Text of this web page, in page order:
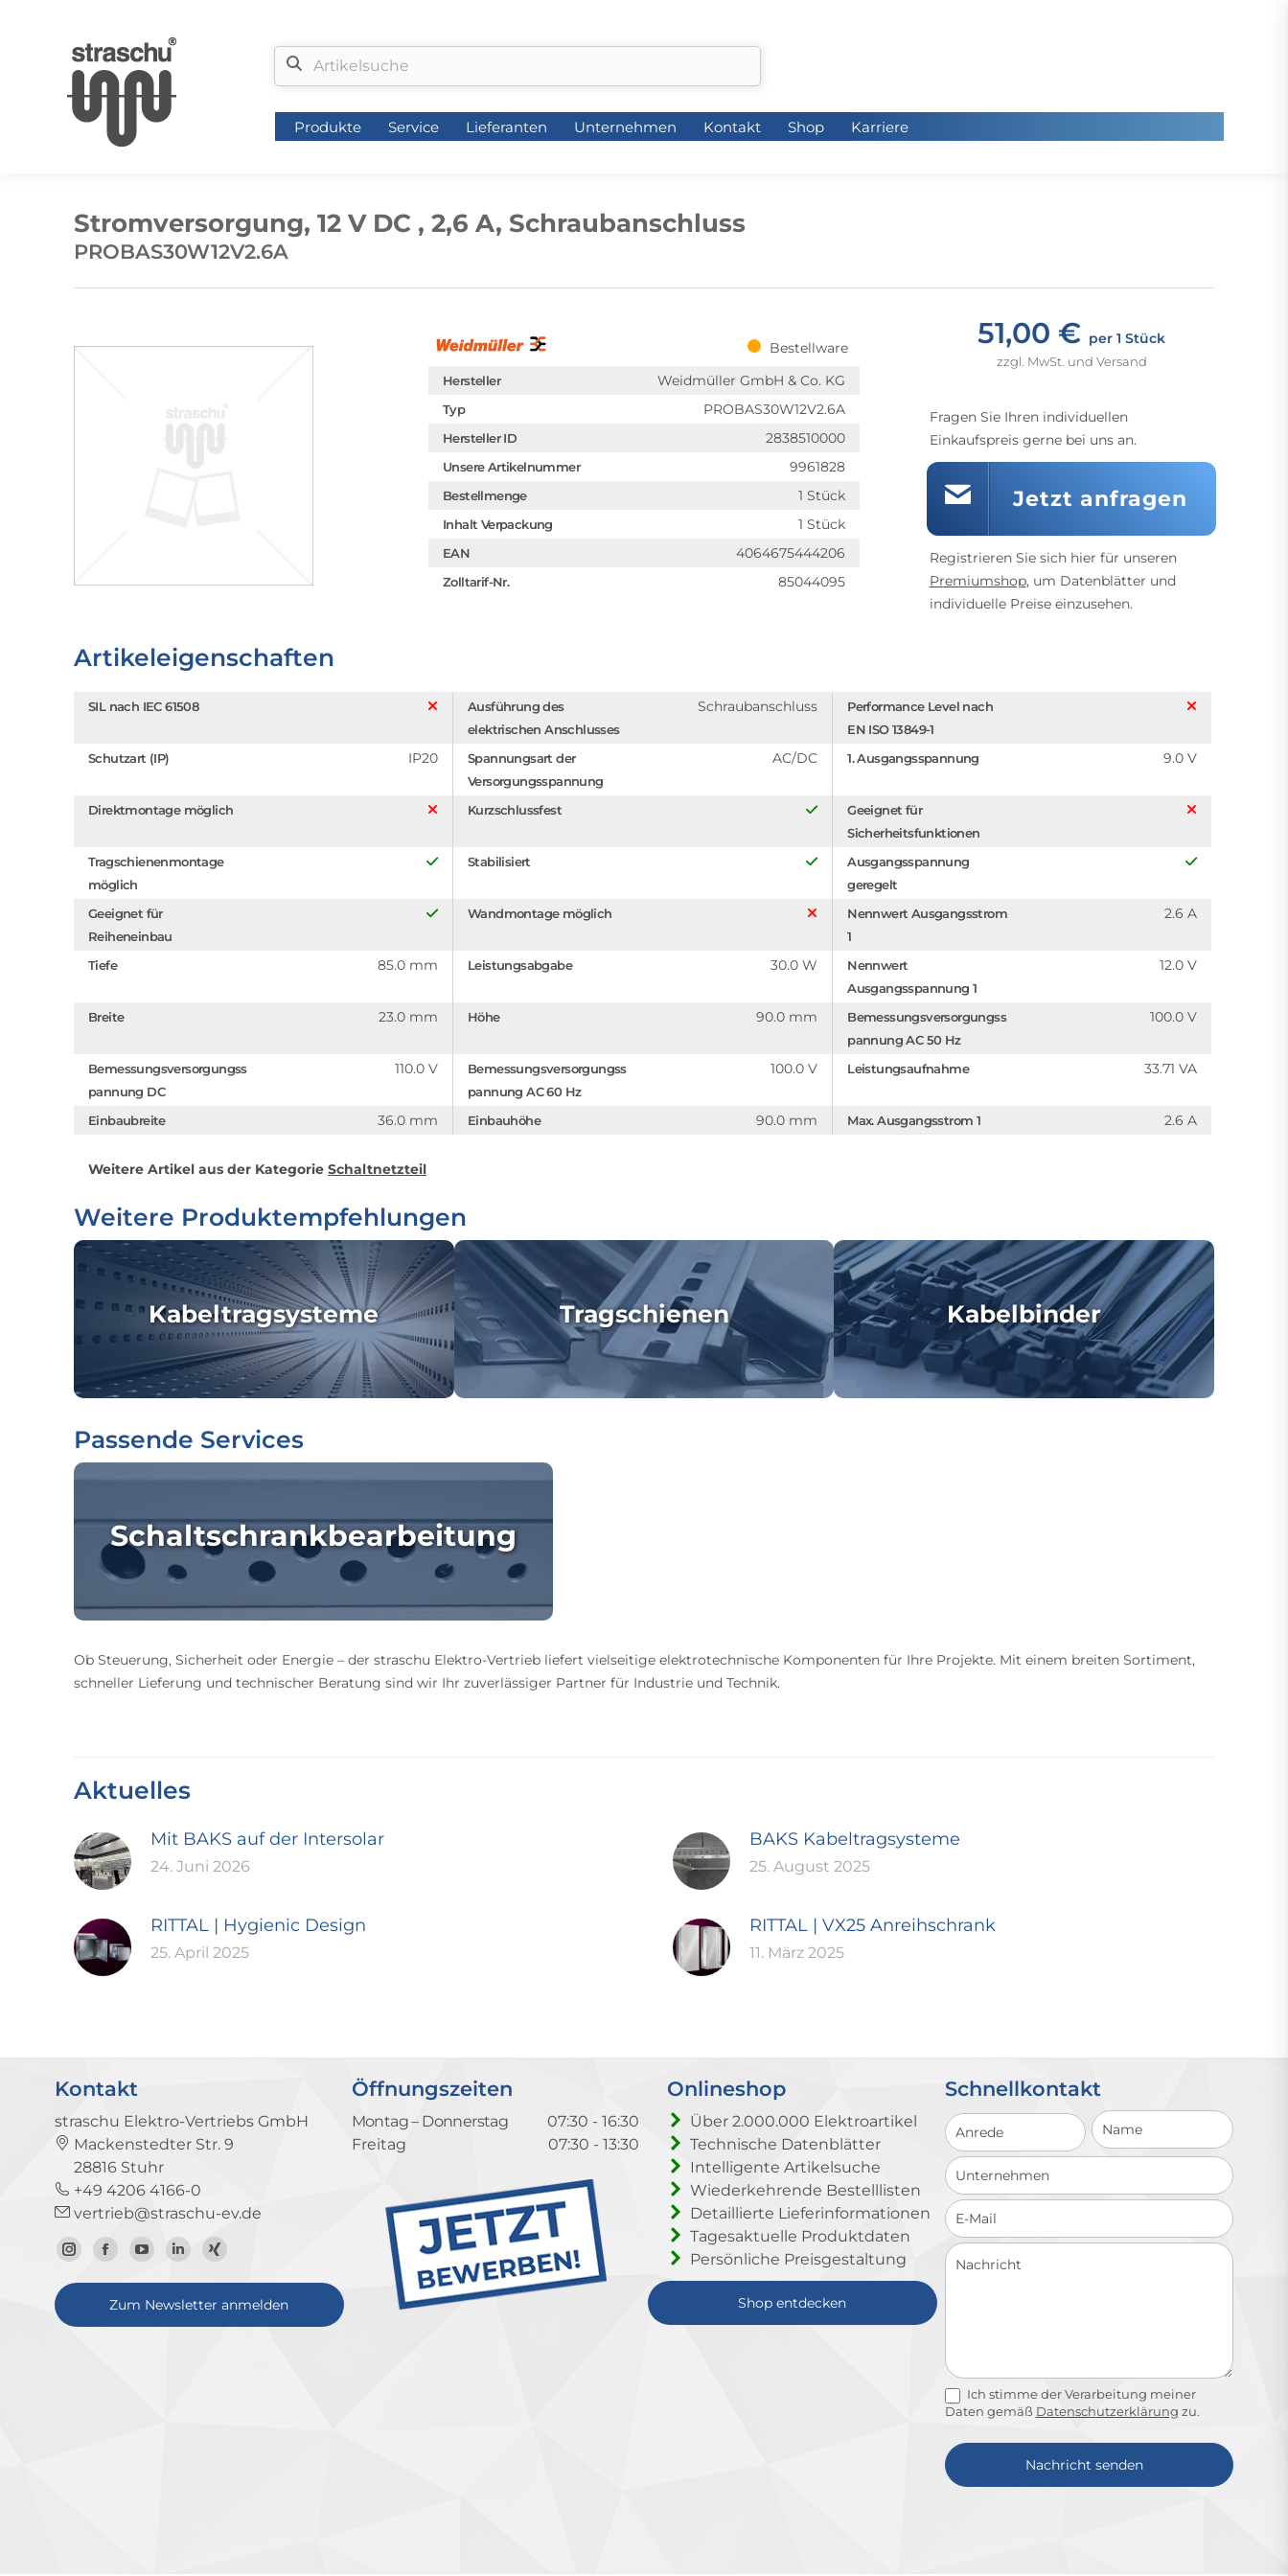
Produkte Service Lieferanten Unternehmen Kontakt Shop Karriere
Stromversorgung, 12 V DC , 2,6 A, Schraubanschluss
PROBAS30W12V2.6A
Bestellware
Hersteller Weidmüller GmbH & Co. KG
Typ PROBAS30W12V2.6A
Hersteller ID 2838510000
Unsere Artikelnummer 9961828
Bestellmenge 1 Stück
Inhalt Verpackung 1 Stück
EAN 4064675444206
Zolltarif-Nr. 85044095
51,00 € per 1 Stück
zzgl. MwSt. und Versand
Fragen Sie Ihren individuellen
Einkaufspreis gerne bei uns an.
Jetzt anfragen
Registrieren Sie sich hier für unseren
Premiumshop, um Datenblätter und
individuelle Preise einzusehen.
Artikeleigenschaften
SIL nach IEC 61508
Ausführung des
elektrischen Anschlusses
Schraubanschluss
Performance Level nach
EN ISO 13849-1
Schutzart (IP)
IP20
Spannungsart der
Versorgungsspannung
AC/DC 1. Ausgangsspannung 9.0 V
Direktmontage möglich Kurzschlussfest
Geeignet für
Sicherheitsfunktionen
Tragschienenmontage
möglich
Stabilisiert
Ausgangsspannung
geregelt
Geeignet für
Reiheneinbau
Wandmontage möglich
Nennwert Ausgangsstrom
1
2.6 A
Tiefe 85.0 mm Leistungsabgabe 30.0 W
Nennwert
Ausgangsspannung 1
12.0 V
Breite 23.0 mm Höhe 90.0 mm
Bemessungsversorgungss
pannung AC 50 Hz
100.0 V
Bemessungsversorgungss
pannung DC
110.0 V
Bemessungsversorgungss
pannung AC 60 Hz
100.0 V Leistungsaufnahme 33.71 VA
Einbaubreite 36.0 mm Einbauhöhe 90.0 mm Max. Ausgangsstrom 1 2.6 A
Weitere Artikel aus der Kategorie Schaltnetzteil
Weitere Produktempfehlungen
Kabeltragsysteme Tragschienen Kabelbinder
Passende Services
Schaltschrankbearbeitung
Ob Steuerung, Sicherheit oder Energie – der straschu Elektro-Vertrieb liefert vielseitige elektrotechnische Komponenten für Ihre Projekte. Mit einem breiten Sortiment,
schneller Lieferung und technischer Beratung sind wir Ihr zuverlässiger Partner für Industrie und Technik.
Aktuelles
Mit BAKS auf der Intersolar
24. Juni 2026
BAKS Kabeltragsysteme
25. August 2025
RITTAL | Hygienic Design
25. April 2025
RITTAL | VX25 Anreihschrank
11. März 2025
Kontakt
straschu Elektro-Vertriebs GmbH
Mackenstedter Str. 9
28816 Stuhr
+49 4206 4166-0
vertrieb@straschu-ev.de
Zum
Instagram-
Zur
Facebook-
Seite
Zum
YouTube-
Kanal
Zum
LinkedIn-
Profil
Zum
Xing-
Profil
Zum Newsletter anmelden
Öffnungszeiten
Montag – Donnerstag
07:30 - 16:30
Freitag
07:30 - 13:30
Onlineshop
Über 2.000.000 Elektroartikel
Technische Datenblätter
Intelligente Artikelsuche
Wiederkehrende Bestelllisten
Detaillierte Lieferinformationen
Tagesaktuelle Produktdaten
Persönliche Preisgestaltung
Shop entdecken
Schnellkontakt
Schnellkontakt
Ich stimme der Verarbeitung meiner
Daten gemäß Datenschutzerklärung zu.
Nachricht senden
Produkte Service Lieferanten Unternehmen Kontakt